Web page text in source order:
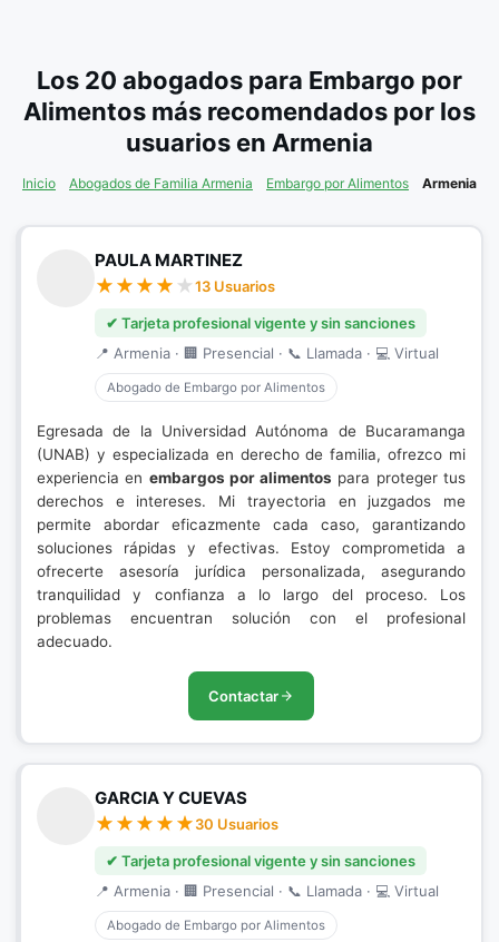
Los 20 abogados para Embargo por
Alimentos más recomendados por los
usuarios en Armenia
Inicio Abogados de Familia Armenia Embargo por Alimentos Armenia
PAULA MARTINEZ
13 Usuarios
✔ Tarjeta profesional vigente y sin sanciones
📍 Armenia · 🏢 Presencial · 📞 Llamada · 💻 Virtual
Abogado de Embargo por Alimentos
Egresada de la Universidad Autónoma de Bucaramanga
(UNAB) y especializada en derecho de familia, ofrezco mi
experiencia en embargos por alimentos para proteger tus
derechos e intereses. Mi trayectoria en juzgados me
permite abordar eficazmente cada caso, garantizando
soluciones rápidas y efectivas. Estoy comprometida a
ofrecerte asesoría jurídica personalizada, asegurando
tranquilidad y confianza a lo largo del proceso. Los
problemas encuentran solución con el profesional
adecuado.
Contactar
GARCIA Y CUEVAS
30 Usuarios
✔ Tarjeta profesional vigente y sin sanciones
📍 Armenia · 🏢 Presencial · 📞 Llamada · 💻 Virtual
Abogado de Embargo por Alimentos